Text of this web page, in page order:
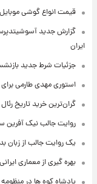
قیمت انواع گوشی موبایل امروز
گزارش جدید
ایران
جزئیات شرط جدید
استوری مهدی طارمی
گران‌ترین خرید تاریخ
روایت جالب نیک آفرین
یک روایت جالب از زبان
بهره گیری از معماری